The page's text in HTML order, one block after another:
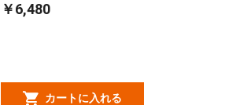
￥6,480
カートに入れる